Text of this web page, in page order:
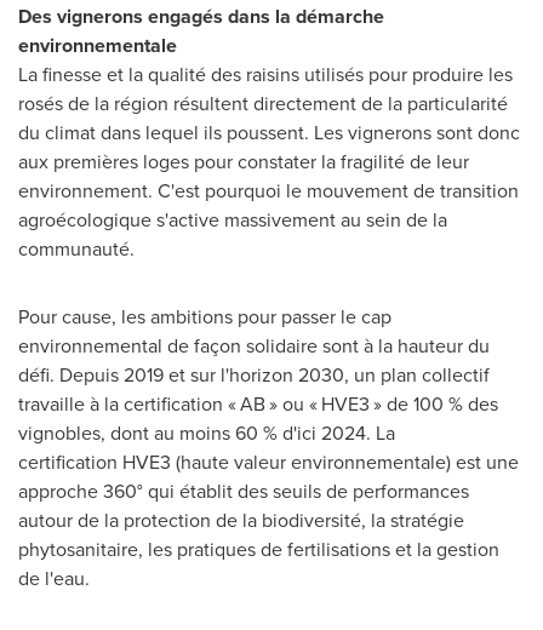
Des vignerons engagés dans la démarche
environnementale
La finesse et la qualité des raisins utilisés pour produire les
rosés de la région résultent directement de la particularité
du climat dans lequel ils poussent. Les vignerons sont donc
aux premières loges pour constater la fragilité de leur
environnement. C'est pourquoi le mouvement de transition
agroécologique s'active massivement au sein de la
communauté.
Pour cause, les ambitions pour passer le cap
environnemental de façon solidaire sont à la hauteur du
défi. Depuis2019 etsur l'horizon 2030, un plan collectif
travaille à la certification « AB » ou « HVE3 » de 100 % des
vignobles, dont au moins 60 % d'ici 2024. La
certification HVE3 (haute valeur environnementale) est une
approche 360° qui établit des seuils de performances
autour de la protection de la biodiversité, la stratégie
phytosanitaire, les pratiques de fertilisations et la gestion
de l'eau.